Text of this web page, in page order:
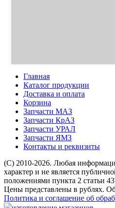
Главная
Каталог продукции
Доставка и оплата
Корзина
Запчасти МАЗ
Запчасти КрАЗ
Запчасти УРАЛ
Запчасти ЯМЗ
Контакты и реквизиты
(C) 2010-2026. Любая
характер и не является
положениями пункта 2 статьи
Цены представлены в рублях.
Политика и соглашение об